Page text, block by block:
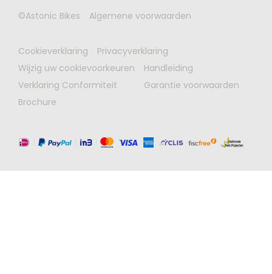
©Astonic Bikes Algemene voorwaarden
Cookieverklaring
Privacyverklaring
Wijzig uw cookievoorkeuren
Verklaring Conformiteit
Handleiding
Garantie voorwaarden
Brochure